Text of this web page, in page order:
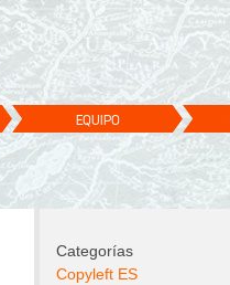
EQUIPO
Categorías
Copyleft ES